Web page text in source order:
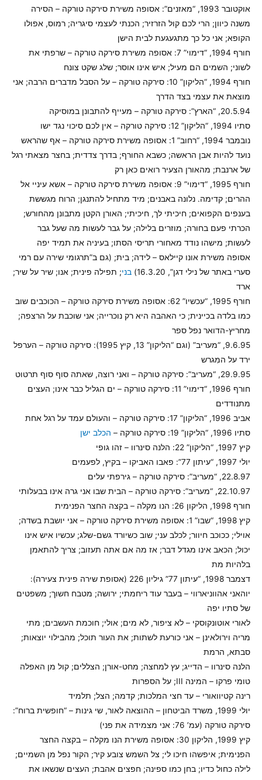
אוקטובר 1993, “מאזנים”: אסופה משירת סירקה טורקה – הסירה
משנה כיוון; הרי לכם קול הזרזיר; הכנתי לעצמי סיגריה; רמוס, אפולו
הקופא; אני כל כך מתגעגעת לבית הישן
חורף 1994, “דימוי” 7: אסופה משירת סירקה טורקה – שרפתי את
לשוני; השמים הם מעיל; איש אינו אוסר; שלג שקט צונח
חורף 1994, “הליקון” 10: סירקה טורקה – על הסבל מדברים הרבה; אני
מוצאת את עצמי בצד הדרך
20.5.94, “הארץ”: סירקה טורקה – מעייף להתבונן במוסיקה
סתיו 1994, “הליקון” 12: סירקה טורקה – אין לכם סיכוי נגד ישו
נובמבר 1994, “רחוב” 1: אסופה משירת סירקה טורקה – אף שהראש
נועד להיות אבן הראשה; כשבא החורף; בדרך צדדית; בחצר מצאתי רגל
של ארנבת; מהאורן הצעיר רואים כאן רק
חורף 1995, “דימוי” 9: אסופה משירת סירקה טורקה – אשא עיניי אל
ההרים; קדימה. נלונה באבנים; מיד מתחיל להתנגן; הרוח מגששת
בענפים הקפואים; חיכיתי לך, חיכיתי; האורן הקטן מתבונן מהחורש;
הכרתי פעם בחורה; מוזרים בלילה; על גבר לעשות מה שעל גבר
לעשות; מישהו נודד מאחורי תריסי הסתו; בעיניה את תמיד יפה
אסופה משירת אונו קיילאס – לידה; בית; (גם ב”תרגומי שירה עם רמי
סערי באתר של נילי דגן”, 16.3.20)
בני; תפילה פינית; אנו; שיר על שיר;
ארד
חורף 1995, “עכשיו” 62: אסופה משירת סירקה טורקה – הכוכבים שוב
כמו בלדה בכיינית; כי האהבה היא רק נוכרייה; אני שוכבת על הרצפה;
מחריץ-הדואר נפל ספר
9.6.95, “מעריב” (וגם “הליקון” 13, קיץ 1995): סירקה טורקה – הערפל
ירד על המִּגרש
29.9.95, “מעריב”: סירקה טורקה – ואני רוצה, שאתה סוף סוף תרטוט
חורף 1996, “דימוי” 11: סירקה טורקה – ים הגליל כבר אינו; העצים
מתנודדים
אביב 1996, “הליקון” 17: סירקה טורקה – והעולם עמד על רגל אחת
סתיו 1996, “הליקון” 19: סירקה טורקה –
הכלב ישן
קיץ 1997, “הליקון” 22: הלנה סינרוו – זהו גופי
יולי 1997, “עיתון 77”: פאבו האביקו – בקיץ, לפעמים
22.8.97, “מעריב”: סירקה טורקה – גירפתי עלים
22.10.97, “מעריב”: סירקה טורקה – הבית שבו אני גרה אינו בבעלותי
חורף 1998, הליקון 26: הנו מקלה – בקצה החצר הפנימית
קיץ 1998, “שבו” 1: אסופה משירת סירקה טורקה – אני יושבת בשדה;
אוילי; ככוכב חיוור; לכלב עני; שוב כשיורד גשם-שלג; עכשיו איש אינו
יכול; הכאב אינו מגדל דבר; אז מה אם אתה תעזוב; צריך להתאמן
בלהיות מת
דצמבר 1998, “עיתון 77” גיליון 226 (אסופת שירה פינית צעירה):
יוהאני אהווניארווי – בעבר עוד ריחמתי; ירושה; מטבח חשוך; משפטים
של סתיו יפה
לאורי אוטונקוסקי – לא ציפור, לא מים; אולי; חוכמת העשבים; מתי
מריה וירולאינן – אני כורעת לשתות; את העור תוכל; מהבילוי יוצאות;
סבתא, הרמת
הלנה סינרוו – הדייג; עץ למחצה; מחט-אורן; הצללים; קול מן האפלה
טומי פרקו – המינה III; על הספרות
רינה קטיוואורי – עד חצי המלכות; קדמה; הצל; תלמיד
יולי 1999, משרד הביטחון – ההוצאה לאור, שי גינות – “חופשית ברוח”:
סירקה טורקה (עמ’ 76: אני מצמידה את פני)
קיץ 1999, הליקון 30: אסופה משירת הנו מקלה – בקצה החצר
הפנימית; איפשהו חיכו לי; צל השמש צובע קיר; הקור נפל מן השמיים;
לילה כחול כדיו; בחן כמו ספינה; חפצים אהבת; העצים שנשאו את